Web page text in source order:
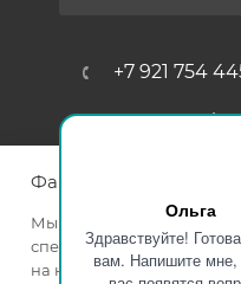
Ольга
Здравствуйте!
вам. Напишите мне,
+7 921 754
Файлы cookie
Мы используем файлы
специалистами и
на нашем веб-сайте, что